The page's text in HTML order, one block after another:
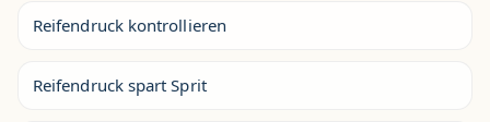
Reifendruck kontrollieren
Reifendruck spart Sprit